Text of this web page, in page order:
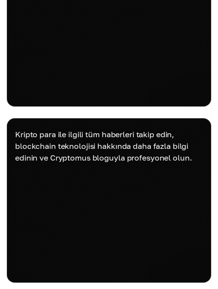
Kripto para ile ilgili tüm haberleri takip edin,
blockchain teknolojisi hakkında daha fazla bilgi
edinin ve Cryptomus bloguyla profesyonel olun.